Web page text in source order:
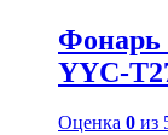
Фонарь
YYC-
Оценка 0 из